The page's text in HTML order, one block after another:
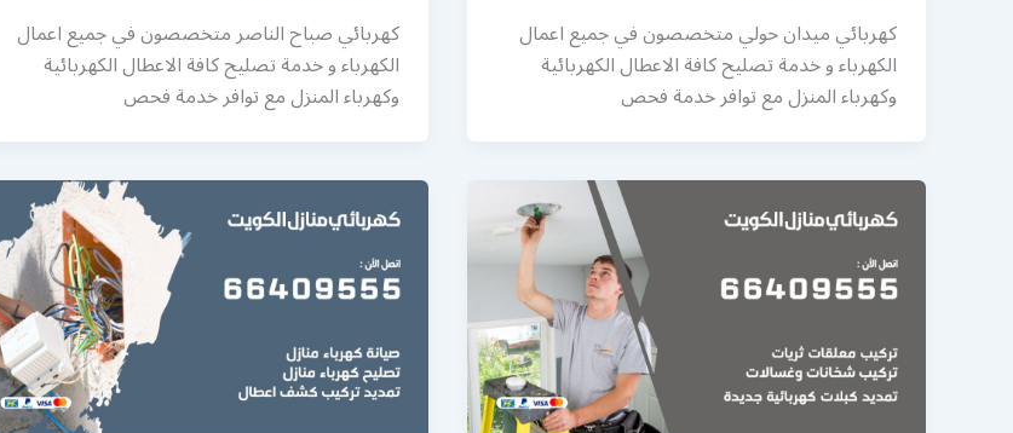
كهربائي ميدان حولي متخصصون في جميع اعمال
الكهرباء و خدمة تصليح كافة الاعطال الكهربائية
وكهرباء المنزل مع توافر خدمة فحص
كهربائي صباح الناصر متخصصون في جميع اعمال
الكهرباء و خدمة تصليح كافة الاعطال الكهربائية
وكهرباء المنزل مع توافر خدمة فحص